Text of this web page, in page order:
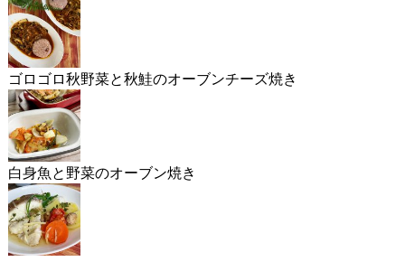
ゴロゴロ秋野菜と秋鮭のオーブンチーズ焼き
白身魚と野菜のオーブン焼き